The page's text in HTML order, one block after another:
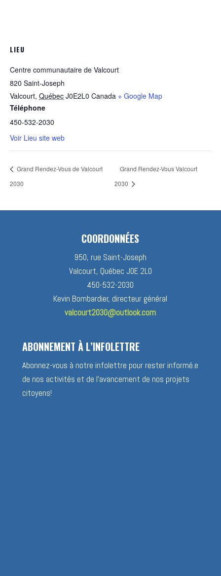
LIEU
Centre communautaire de Valcourt
820 Saint-Joseph
Valcourt, Québec J0E2L0 Canada + Google Map
Téléphone
450-532-2030
Voir Lieu site web
Grand Rendez-Vous de Valcourt
2030
Grand Rendez-Vous Valcourt
2030
COORDONNÉES
950, rue Saint-Joseph
Valcourt, Québec J0E 2L0
450-532-2030
Kevin Bombardier, directeur général
valcourt2030@outlook.com
ABONNEMENT À L’INFOLETTRE
Abonnez-vous à notre infolettre pour rester informé.e
de nos activités et de l’avancement de nos projets
citoyens!